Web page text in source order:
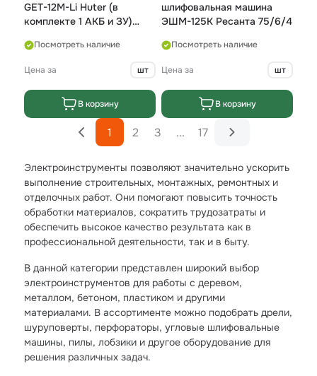
GET-12М-Li Huter (в
комплекте 1 АКБ и ЗУ)
Посмотреть наличие
Цена за шт
В корзину
шлифовальная машина
ЭШМ-125К Ресанта 75/6/4
Посмотреть наличие
Цена за шт
В корзину
1 2 3 ... 17
Электроинструменты позволяют значительно ускорить
выполнение строительных, монтажных, ремонтных и
отделочных работ. Они помогают повысить точность
обработки материалов, сократить трудозатраты и
обеспечить высокое качество результата как в
профессиональной деятельности, так и в быту.
В данной категории представлен широкий выбор
электроинструментов для работы с деревом,
металлом, бетоном, пластиком и другими
материалами. В ассортименте можно подобрать дрели,
шуруповерты, перфораторы, угловые шлифовальные
машины, пилы, лобзики и другое оборудование для
решения различных задач.